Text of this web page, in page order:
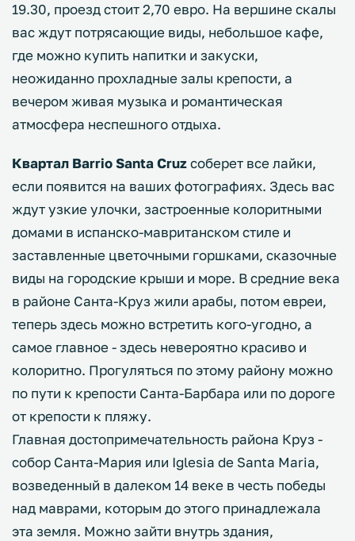
19.30, проезд стоит 2,70 евро. На вершине скалы
вас ждут потрясающие виды, небольшое кафе,
где можно купить напитки и закуски,
неожиданно прохладные залы крепости, а
вечером живая музыка и романтическая
атмосфера неспешного отдыха.
Квартал Barrio Santa Cruzсоберет все лайки,
если появится на ваших фотографиях. Здесь вас
ждут узкие улочки, застроенные колоритными
домами в испанско-мавританском стиле и
заставленные цветочными горшками, сказочные
виды на городские крыши и море. В средние века
в районе Санта-Круз жили арабы, потом евреи,
теперь здесь можно встретить кого-угодно, а
самое главное - здесь невероятно красиво и
колоритно. Прогуляться по этому району можно
по пути к крепости Санта-Барбара или по дороге
от крепости к пляжу.
Главная достопримечательность района Круз -
собор Санта-Мария или Iglesia de Santa Maria,
возведенный в далеком 14 веке в честь победы
над маврами, которым до этого принадлежала
эта земля. Можно зайти внутрь здания,